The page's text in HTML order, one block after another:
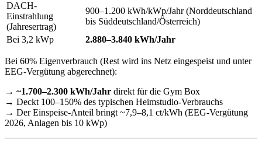
DACH-
Einstrahlung
(Jahresertrag)
900–1.200 kWh/kWp/Jahr (Norddeutschland
bis Süddeutschland/Österreich)
Bei 3,2 kWp
2.880–3.840 kWh/Jahr
Bei 60% Eigenverbrauch (Rest wird ins Netz eingespeist und unter
EEG-Vergütung abgerechnet):
→ ~1.700–2.300 kWh/Jahr direkt für die Gym Box
→ Deckt 100–150% des typischen Heimstudio-Verbrauchs
→ Der Einspeise-Anteil bringt ~7,9–8,1 ct/kWh (EEG-Vergütung
2026, Anlagen bis 10 kWp)